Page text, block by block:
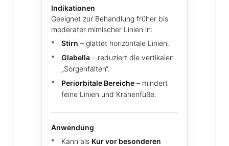
Indikationen
Geeignet zur Behandlung früher bis
moderater mimischer Linien in:
Stirn – glättet horizontale Linien.
Glabella – reduziert die vertikalen
„Sorgenfalten“.
Periorbitale Bereiche – mindert
feine Linien und Krähenfüße.
Anwendung
Kann als Kur vor besonderen